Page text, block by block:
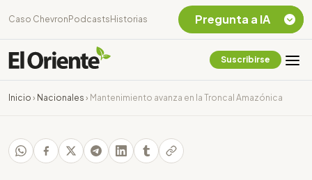
Caso Chevron Podcasts Historias
Suscribirse
Inicio › Nacionales › Mantenimiento avanza en la Troncal Amazónica
Pregunta a IA
Chevron Ecuador